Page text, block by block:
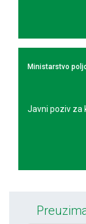
Ministarstvo
Javni poziv za